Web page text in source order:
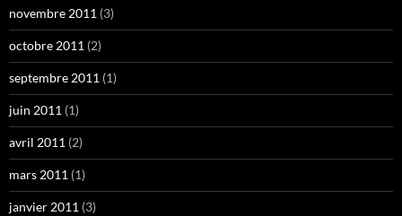
novembre 2011 (3)
octobre 2011 (2)
septembre 2011 (1)
juin 2011 (1)
avril 2011 (2)
mars 2011 (1)
janvier 2011 (3)